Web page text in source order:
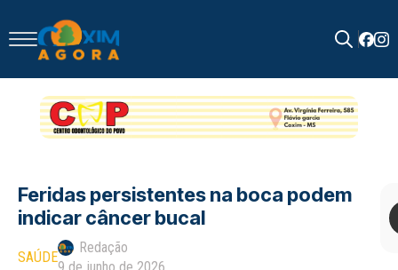
for:
Feridas persistentes na boca podem
indicar câncer bucal
SAÚDE
Redação